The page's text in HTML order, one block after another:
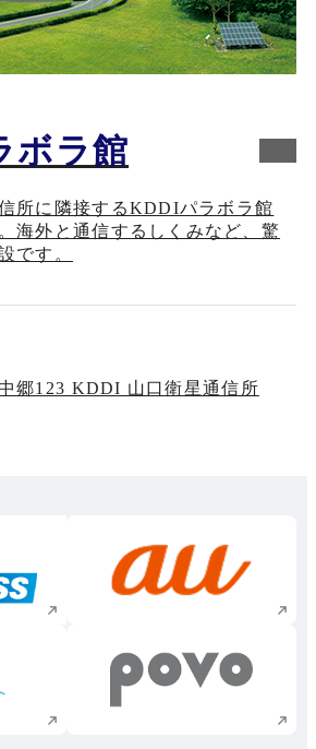
ボラ館
所に隣接するKDDIパラボラ館
海外と通信するしくみなど、驚
です。
郷123 KDDI 山口衛星通信所
ンドウで開く 新規ウィンドウで
ンドウで開く 新規ウィンドウで